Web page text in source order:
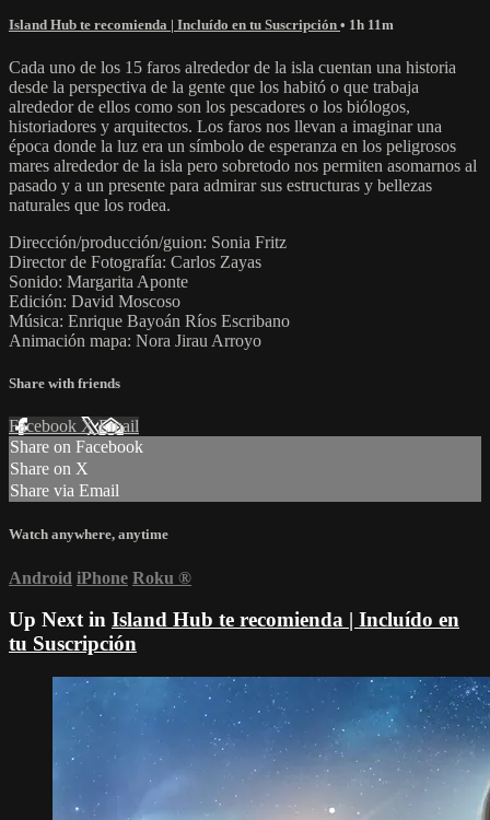
Island Hub te recomienda | Incluído en tu Suscripción • 1h 11m
Cada uno de los 15 faros alrededor de la isla cuentan una historia
desde la perspectiva de la gente que los habitó o que trabaja
alrededor de ellos como son los pescadores o los biólogos,
historiadores y arquitectos. Los faros nos llevan a imaginar una
época donde la luz era un símbolo de esperanza en los peligrosos
mares alrededor de la isla pero sobretodo nos permiten asomarnos al
pasado y a un presente para admirar sus estructuras y bellezas
naturales que los rodea.
Dirección/producción/guion: Sonia Fritz
Director de Fotografía: Carlos Zayas
Sonido: Margarita Aponte
Edición: David Moscoso
Música: Enrique Bayoán Ríos Escribano
Animación mapa: Nora Jirau Arroyo
Share with friends
Facebook XEmail
Share on Facebook
Share on X
Share via Email
Watch anywhere, anytime
Android iPhone Roku ®
Up Next in Island Hub te recomienda | Incluído en
tu Suscripción